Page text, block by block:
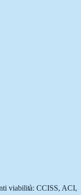
viabilità: CCISS, ACI,